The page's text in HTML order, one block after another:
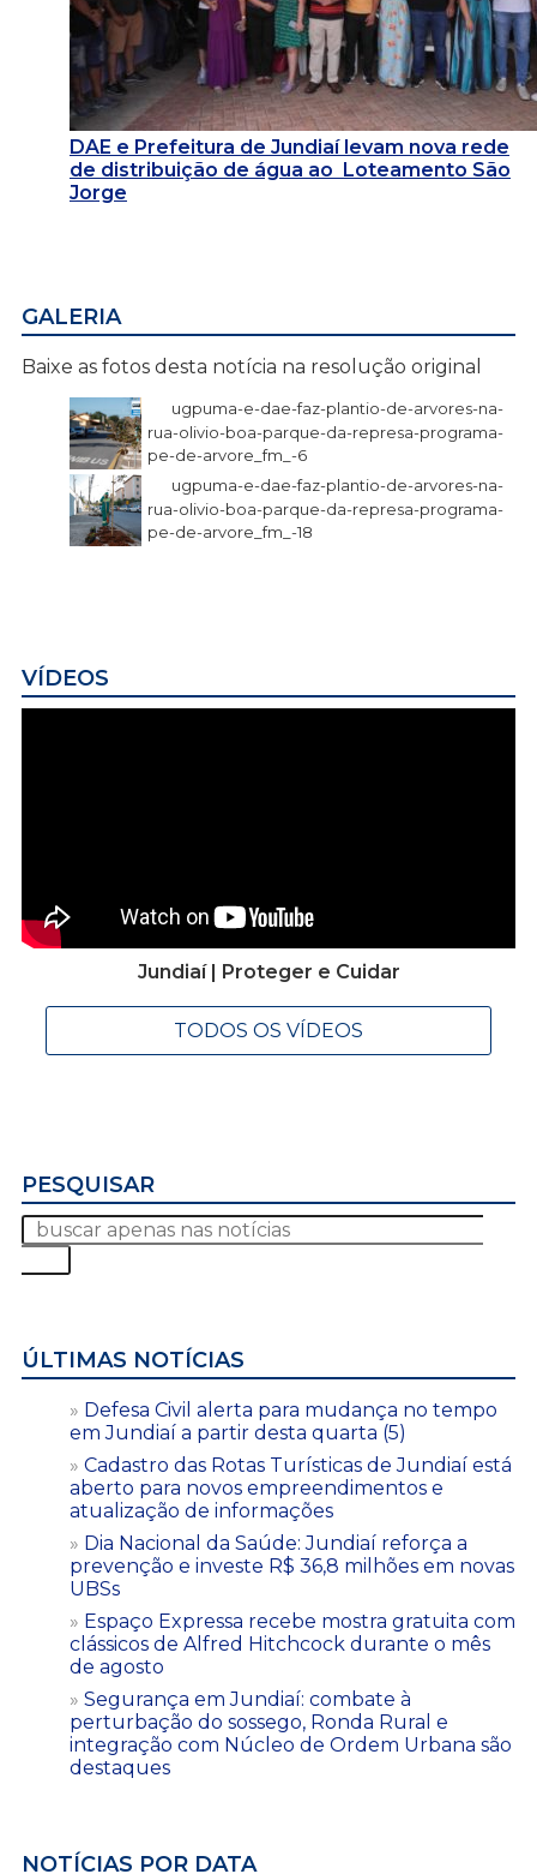
DAE e Prefeitura de Jundiaí levam nova rede
de distribuição de água ao Loteamento São
Jorge
GALERIA
Baixe as fotos desta notícia na resolução original
ugpuma-e-dae-faz-plantio-de-arvores-na-
rua-olivio-boa-parque-da-represa-programa-
pe-de-arvore_fm_-6
ugpuma-e-dae-faz-plantio-de-arvores-na-
rua-olivio-boa-parque-da-represa-programa-
pe-de-arvore_fm_-18
VÍDEOS
Jundiaí | Proteger e Cuidar
TODOS OS VÍDEOS
PESQUISAR
ÚLTIMAS NOTÍCIAS
Defesa Civil alerta para mudança no tempo
em Jundiaí a partir desta quarta (5)
Cadastro das Rotas Turísticas de Jundiaí está
aberto para novos empreendimentos e
atualização de informações
Dia Nacional da Saúde: Jundiaí reforça a
prevenção e investe R$ 36,8 milhões em novas
UBSs
Espaço Expressa recebe mostra gratuita com
clássicos de Alfred Hitchcock durante o mês
de agosto
Segurança em Jundiaí: combate à
perturbação do sossego, Ronda Rural e
integração com Núcleo de Ordem Urbana são
destaques
NOTÍCIAS POR DATA